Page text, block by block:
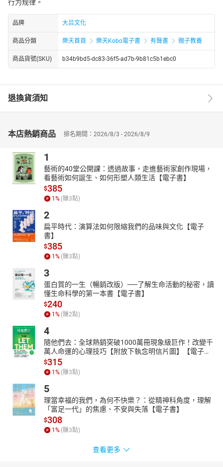
行为规律。
品牌 大吕文化
商品分類 樂天首頁 樂天Kobo電子書 有聲書 親子教養
商品貨號(SKU) b34b9bd5-dc83-36f5-ad7b-9b81c5b1ebc0
退換貨須知
本店熱銷商品 排名期間：2026/8/3 - 2026/8/9
1
藝術的40堂公開課：透過故事，走進藝術家創作現場，
看藝術如何誕生、如何形塑人類生活【電子書】
$385
1% (賺3點)
2
扁平時代：演算法如何限縮我們的品味與文化【電子
書】
$385
1% (賺3點)
3
蛋白質的一生（暢銷改版）──了解生命活動的秘密，讀
懂生命科學的第一本書【電子書】
$240
1% (賺2點)
4
隨他們去：全球熱銷突破1000萬冊現象級巨作！改變千
萬人命運的心理技巧【附放下執念明信片圖】【電子
書】
$315
1% (賺3點)
5
理當幸福的我們，為何不快樂？：從精神科角度，理解
「富足一代」的焦慮、不安與失落【電子書】
$308
1% (賺3點)
查看更多